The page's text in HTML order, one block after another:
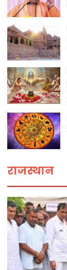
राजस्थान